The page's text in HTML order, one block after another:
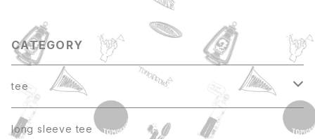
CATEGORY
tee
pocket t
long sleeve tee